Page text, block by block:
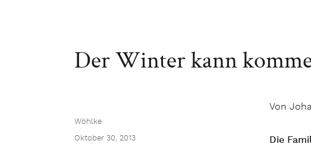
Der Winter kann
Von
Die
Wöhlke
Oktober 30, 2013